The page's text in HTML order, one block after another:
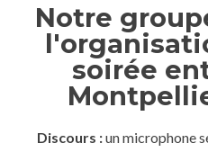
Notre
soirée
Discours :un microphone